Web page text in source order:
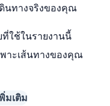
นทางจริงของคุณ
ใช้ในรายงานนี้
าะเส้นทางของคุณ
มเติม